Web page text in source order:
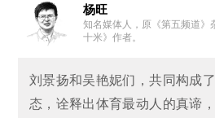
杨旺
知名媒体人，原《第五频道》
十米》作者。
刘景扬和吴艳妮们，共同构成
态，诠释出体育最动人的真谛